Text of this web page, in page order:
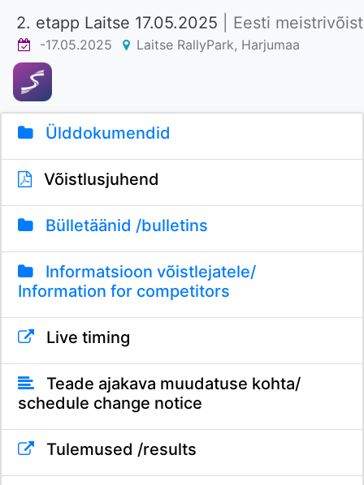
2. etapp Laitse 17.05.2025 | Eesti
-17.05.2025 Laitse RallyPark, Harjumaa
Ülddokumendid
Võistlusjuhend
Bülletäänid /bulletins
Informatsioon võistlejatele/
Information for competitors
Live timing
Teade ajakava muudatuse kohta/
schedule change notice
Tulemused /results